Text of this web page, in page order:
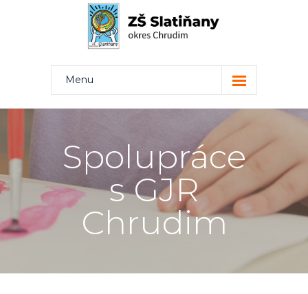
Menu
Kdo jsme
Rodiče
Žáci
Učitelé
Spolupráce
s GJR
Chrudim